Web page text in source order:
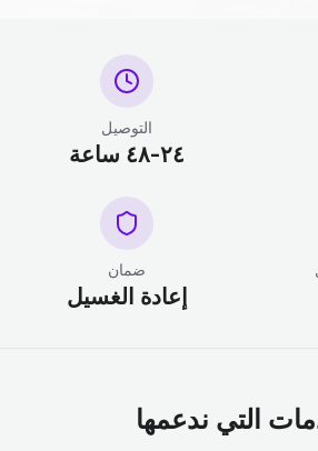
التوصيل
٢٤-٤٨ ساعة
ضمان
إعادة الغسيل
التي ندعمها